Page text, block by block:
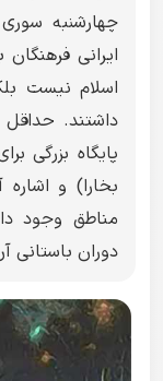
چهارشنبه
ایرانی
اسلام نیست
داشتند.
پایگاه بزرگی
بخارا) و
مناطق وجود
دوران باستانی